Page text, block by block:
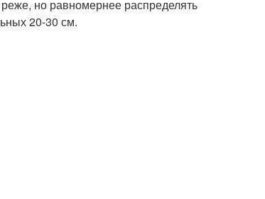
но равномернее распределять
20-30 см.